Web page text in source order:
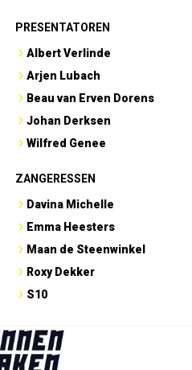
PRESENTATOREN
Albert Verlinde
Arjen Lubach
Beau van Erven Dorens
Johan Derksen
Wilfred Genee
ZANGERESSEN
Davina Michelle
Emma Heesters
Maan de Steenwinkel
Roxy Dekker
S10